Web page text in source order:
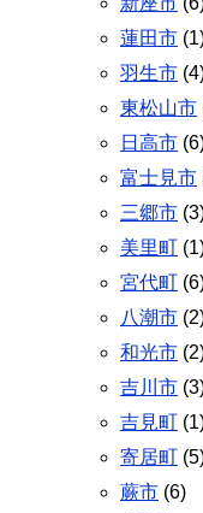
蓮田市
羽生市
東松山市
日高市
富士見市
三郷市
美里町
宮代町
八潮市
和光市
吉川市
吉見町
寄居町
蕨市 (6)